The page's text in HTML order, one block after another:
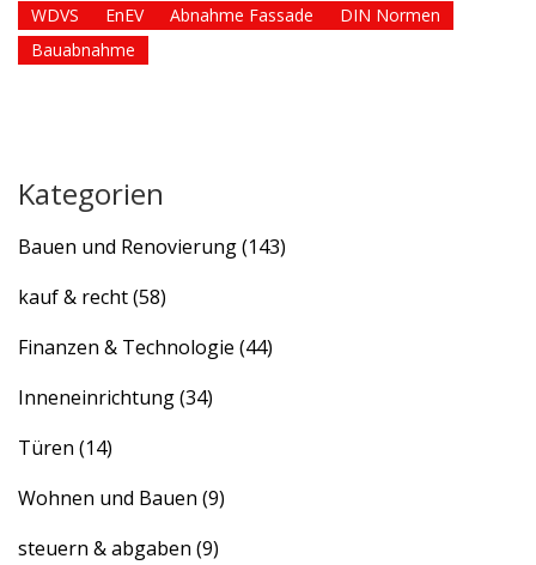
WDVS
EnEV Abnahme Fassade
DIN Normen
Bauabnahme
Kategorien
Bauen und Renovierung(143)
kauf & recht(58)
Finanzen & Technologie (44)
Inneneinrichtung(34)
Türen (14)
Wohnen und Bauen (9)
steuern & abgaben (9)